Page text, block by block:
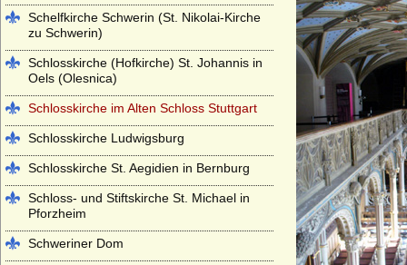
Schelfkirche Schwerin (St. Nikolai-Kirche
zu Schwerin)
Schlosskirche (Hofkirche) St. Johannis in
Oels (Olesnica)
Schlosskirche im Alten Schloss Stuttgart
Schlosskirche Ludwigsburg
Schlosskirche St. Aegidien in Bernburg
Schloss- und Stiftskirche St. Michael in
Pforzheim
Schweriner Dom